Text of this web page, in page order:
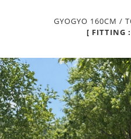
GYOGYO 160CM /
[ FITTING